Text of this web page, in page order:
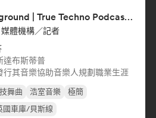
True Underground | True Techno Podcast | ONE
體機構／記者
達布斯蒂普
行其音樂協助音樂人規劃職業生涯
舞曲 浩室音樂
極簡
國車庫/貝斯線